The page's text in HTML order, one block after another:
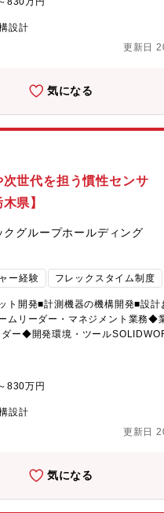
設計
更新日
気になる
世代を担う慣性センサ
県】
グループホールディング
ー経験 フレックスタイム制度
ト開発■計測機器の機構開発■設計
ムリーダー・マネジメント業務◆
ー◆開発環境・ツール
830万円
設計
更新日
気になる